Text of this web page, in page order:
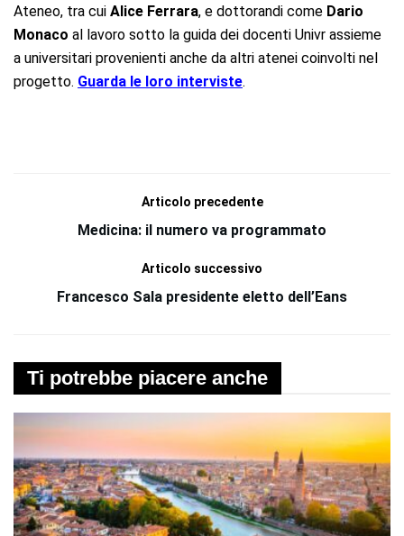
Ateneo, tra cui Alice Ferrara, e dottorandi come Dario
Monaco al lavoro sotto la guida dei docenti Univr assieme
a universitari provenienti anche da altri atenei coinvolti nel
progetto. Guarda le loro interviste.
Articolo precedente
Medicina: il numero va programmato
Articolo successivo
Francesco Sala presidente eletto dell’Eans
Ti potrebbe piacere anche